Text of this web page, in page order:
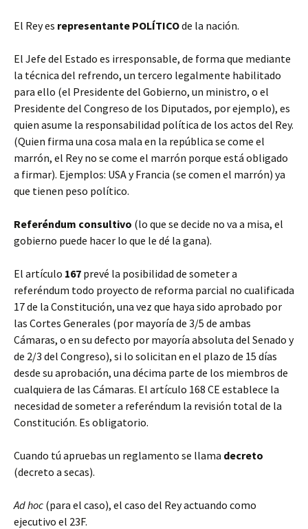
El Rey es representante POLÍTICOde la nación.
El Jefe del Estado es irresponsable, de forma que mediante
la técnica del refrendo, un tercero legalmente habilitado
para ello (el Presidente del Gobierno, un ministro, o el
Presidente del Congreso de los Diputados, por ejemplo), es
quien asume la responsabilidad política de los actos del Rey.
(Quien firma una cosa mala en la república se come el
marrón, el Rey no se come el marrón porque está obligado
a firmar). Ejemplos: USA y Francia (se comen el marrón) ya
que tienen peso político.
Referéndum consultivo (lo que se decide no va a misa, el
gobierno puede hacer lo que le dé la gana).
El artículo 167 prevé la posibilidad de someter a
referéndum todo proyecto de reforma parcial no cualificada
17 de la Constitución, una vez que haya sido aprobado por
las Cortes Generales (por mayoría de 3/5 de ambas
Cámaras, o en su defecto por mayoría absoluta del Senado y
de 2/3 del Congreso), si lo solicitan en el plazo de 15 días
desde su aprobación, una décima parte de los miembros de
cualquiera de las Cámaras. El artículo 168 CE establece la
necesidad de someter a referéndum la revisión total de la
Constitución. Es obligatorio.
Cuando tú apruebas un reglamento se llama decreto
(decreto a secas).
Ad hoc (para el caso), el caso del Rey actuando como
ejecutivo el 23F.